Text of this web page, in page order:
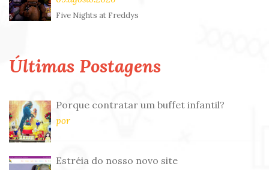
Five Nights at Freddys
Últimas Postagens
Porque contratar um buffet infantil?
por
Estréia do nosso novo site